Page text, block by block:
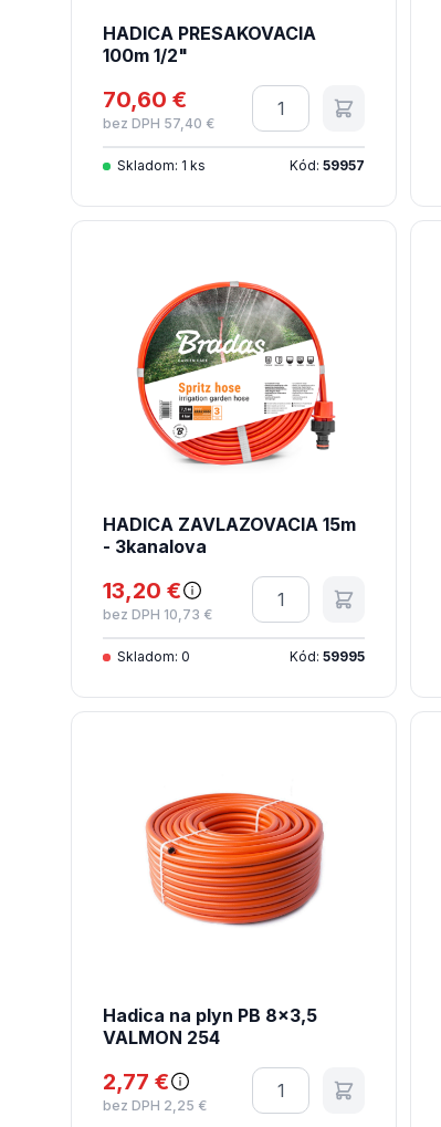
HADICA PRESAKOVACIA
100m 1/2"
70,60 €
bez DPH 57,40 €
Množstvo
Skladom: 1 ks Kód: 59957
HADICA ZAVLAZOVACIA 15m
- 3kanalova
13,20 €
bez DPH 10,73 €
Množstvo
Skladom: 0 Kód: 59995
Hadica na plyn PB 8x3,5
VALMON 254
2,77 €
bez DPH 2,25 €
Množstvo